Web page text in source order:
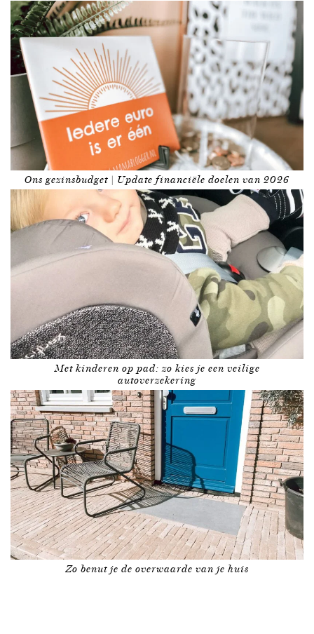
Ons gezinsbudget | Update financiële doelen van 2026
Met kinderen op pad: zo kies je een veilige
autoverzekering
Zo benut je de overwaarde van je huis